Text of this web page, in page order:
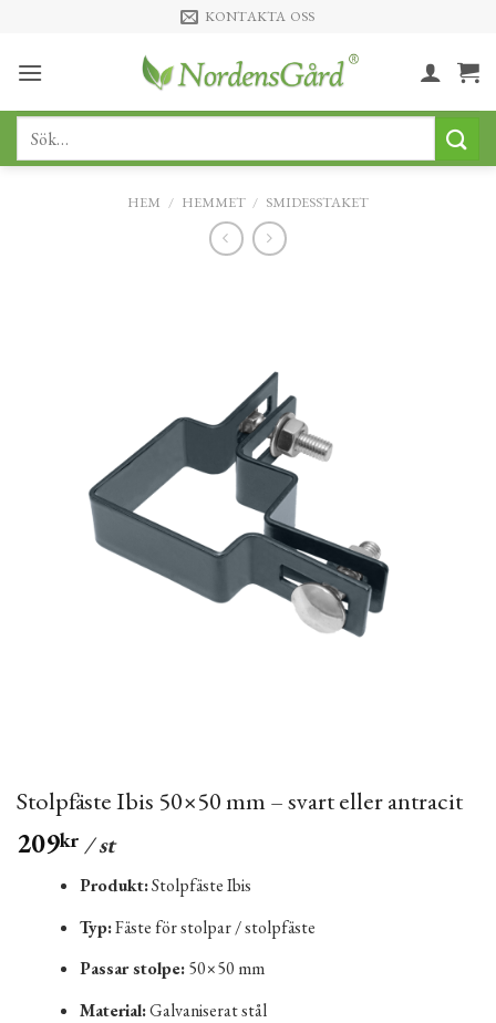
content
KONTAKTA OSS
Sök
HEM / HEMMET / SMIDESSTAKET
Stolpfäste Ibis 50×50 mm – svart eller antracit
209kr / st
Produkt:Stolpfäste Ibis
Typ:Fäste för stolpar / stolpfäste
Passar stolpe:50×50 mm
Material:Galvaniserat stål